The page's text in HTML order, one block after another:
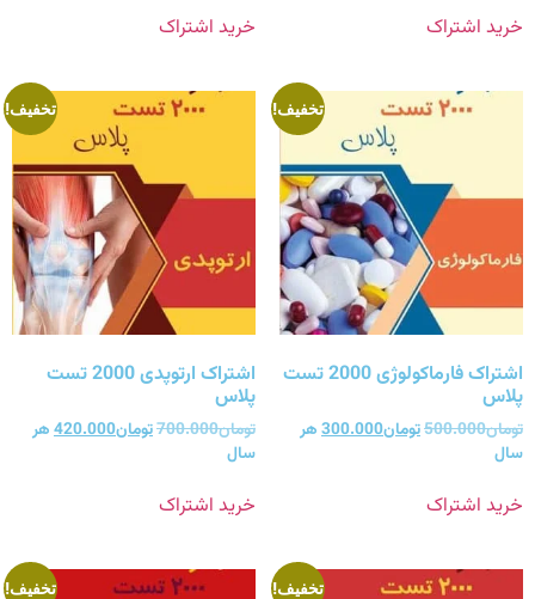
خرید اشتراک خرید اشتراک
تخفیف!
اشتراک فارماکولوژی 2000 تست
پلاس
تومان500.000تومان300.000هر
سال
خرید اشتراک
تخفیف!
اشتراک ارتوپدی 2000 تست
پلاس
تومان700.000تومان420.000هر
سال
خرید اشتراک
تخفیف! تخفیف!